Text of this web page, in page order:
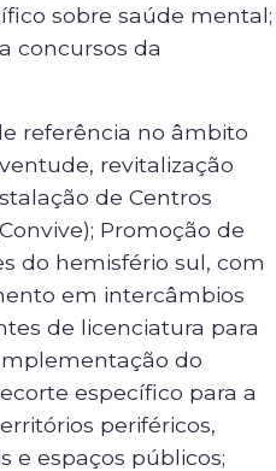
sobre saúde mental;
concursos da
referência no âmbito
revitalização
de Centros
Promoção de
do hemisfério sul, com
em intercâmbios
de licenciatura para
do
específico para a
periféricos,
e espaços públicos;